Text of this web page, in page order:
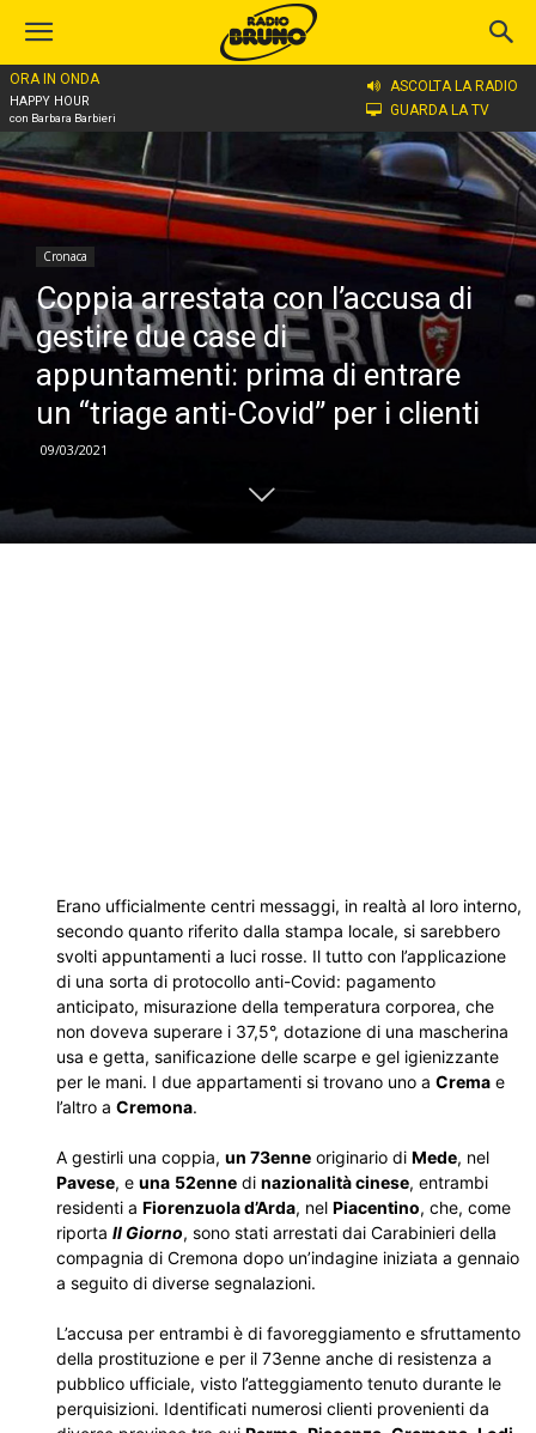
ORA IN ONDA
HAPPY HOUR
con Barbara Barbieri
ASCOLTA LA RADIO
GUARDA LA TV
Home
Cronaca
Coppia arrestata con l’accusa di
gestire due case di
appuntamenti: prima di entrare
un “triage anti-Covid” per i clienti
09/03/2021
Erano ufficialmente centri messaggi, in realtà al loro interno,
secondo quanto riferito dalla stampa locale, si sarebbero
svolti appuntamenti a luci rosse. Il tutto con l’applicazione
di una sorta di protocollo anti-Covid: pagamento
anticipato, misurazione della temperatura corporea, che
non doveva superare i 37,5°, dotazione di una mascherina
usa e getta, sanificazione delle scarpe e gel igienizzante
per le mani. I due appartamenti si trovano uno a Crema e
l’altro a Cremona.
A gestirli una coppia, un 73enne originario di Mede, nel
Pavese, e una 52enne di nazionalità cinese, entrambi
residenti a Fiorenzuola d’Arda, nel Piacentino, che, come
riporta Il Giorno, sono stati arrestati dai Carabinieri della
compagnia di Cremona dopo un’indagine iniziata a gennaio
a seguito di diverse segnalazioni.
L’accusa per entrambi è di favoreggiamento e sfruttamento
della prostituzione e per il 73enne anche di resistenza a
pubblico ufficiale, visto l’atteggiamento tenuto durante le
perquisizioni. Identificati numerosi clienti provenienti da